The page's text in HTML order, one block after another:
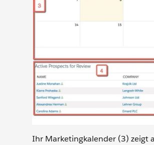
Ihr Marketingkalender (3) zeigt